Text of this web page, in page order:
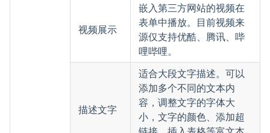
视频展示
嵌入第三方网站的视频在
表单中播放。目前视频来
源仅支持优酷、腾讯、哔
哩哔哩。
描述文字
适合大段文字描述。可以
添加多个不同的文本内
容，调整文字的字体大
小，文字的颜色、添加超